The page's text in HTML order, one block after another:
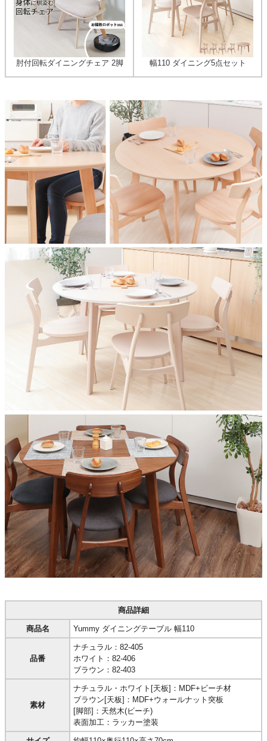
肘付回転ダイニングチェア 2脚 幅110 ダイニング5点セット
商品詳細
商品名 Yummy ダイニングテーブル 幅110
品番
ナチュラル：82-405
ホワイト：82-406
ブラウン：82-403
素材
ナチュラル・ホワイト[天板]：MDF+ビーチ材
ブラウン[天板]：MDF+ウォールナット突板
[脚部]：天然木(ビーチ)
表面加工：ラッカー塗装